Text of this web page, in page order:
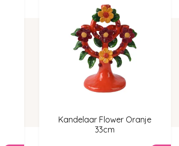
Kandelaar Flower Oranje
33cm